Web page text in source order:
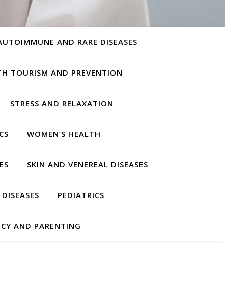
AND RARE DISEASES
TOURISM AND PREVENTION
STRESS AND RELAXATION
WOMEN’S HEALTH
SKIN AND VENEREAL DISEASES
PEDIATRICS
AND PARENTING